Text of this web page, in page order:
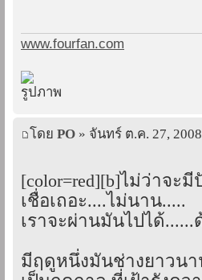
www.fourfan.com
โดย PO » จันทร์ ต.ค. 27,
[color=red][b]ไม่ว่าจะ
เชื่อเถอะ....ไม่นาน.....
เราจะผ่านมันไปได้......
มีฤดูหนึ่งมันช่างยาวนา